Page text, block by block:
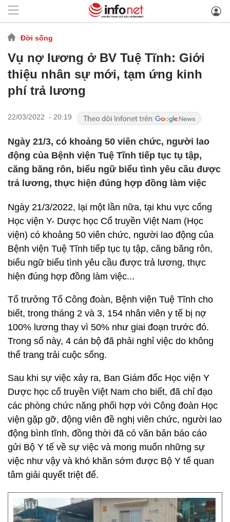
Đời sống
Vụ nợ lương ở BV Tuệ Tĩnh: Giới
thiệu nhân sự mới, tạm ứng kinh
phí trả lương
22/03/2022 - 20:19
Ngày 21/3, có khoảng 50 viên chức, người lao
động của Bệnh viện Tuệ Tĩnh tiếp tục tụ tập,
căng băng rôn, biểu ngữ biểu tình yêu cầu được
trả lương, thực hiện đúng hợp đồng làm việc
Ngày 21/3/2022, lại một lần nữa, tại khu vực cổng
Học viện Y- Dược học Cổ truyền Việt Nam (Học
viện) có khoảng 50 viên chức, người lao động của
Bệnh viện Tuệ Tĩnh tiếp tục tụ tập, căng băng rôn,
biểu ngữ biểu tình yêu cầu được trả lương, thực
hiện đúng hợp đồng làm việc...
Tổ trưởng Tổ Công đoàn, Bệnh viện Tuệ Tĩnh cho
biết, trong tháng 2 và 3, 154 nhân viên y tế bị nợ
100% lương thay vì 50% như giai đoạn trước đó.
Trong số này, 4 cán bộ đã phải nghỉ việc do không
thể trang trải cuộc sống.
Sau khi sự việc xảy ra, Ban Giám đốc Học viện Y
Dược học cổ truyền Việt Nam cho biết, đã chỉ đạo
các phòng chức năng phối hợp với Công đoàn Học
viện gặp gỡ, động viên đề nghị viên chức, người lao
động bình tĩnh, đồng thời đã có văn bản báo cáo
gửi Bộ Y tế về sự việc và mong muốn những sự
việc như vậy và khó khăn sớm được Bộ Y tế quan
tâm giải quyết triệt để.